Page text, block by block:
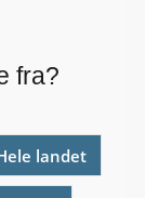
fra?
landet